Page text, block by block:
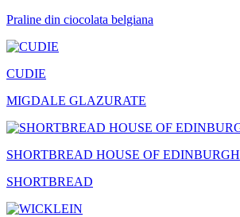
Praline din ciocolata belgiana
CUDIE
MIGDALE GLAZURATE
SHORTBREAD HOUSE OF EDINBURGH
SHORTBREAD